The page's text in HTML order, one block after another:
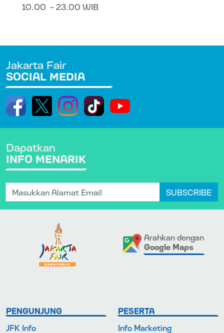
10.00 - 23.00 WIB
Jakarta Fair
SOCIAL MEDIA
Dapatkan
INFO MENARIK
SUBSCRIBE
Arahkan dengan
Google Maps
PENGUNJUNG
JFK Info
PESERTA
Info Marketing